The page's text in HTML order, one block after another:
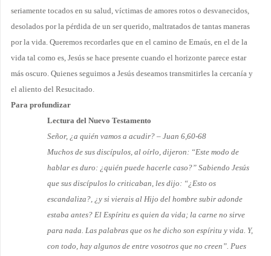
seriamente tocados en su salud, víctimas de amores rotos o desvanecidos,
desolados por la pérdida de un ser querido, maltratados de tantas maneras
por la vida. Queremos recordarles que en el camino de Emaús, en el de la
vida tal como es, Jesús se hace presente cuando el horizonte parece estar
más oscuro. Quienes se­guimos a Jesús deseamos transmitirles la cercanía y
el aliento del Resucitado.
Para profundizar
Lectura del Nuevo Testamento
Señor, ¿a quién vamos a acudir? – Juan 6,60-68
Muchos de sus discípulos, al oírlo, dijeron: “Este modo de
hablar es duro: ¿quién puede hacerle caso?” Sabiendo Jesús
que sus discípulos lo criticaban, les dijo: “¿Esto os
escandaliza?, ¿y si vierais al Hijo del hombre subir adonde
estaba antes? El Espíritu es quien da vida; la carne no sirve
para nada. Las palabras que os he dicho son espíritu y vida. Y,
con todo, hay algunos de entre vosotros que no creen”. Pues